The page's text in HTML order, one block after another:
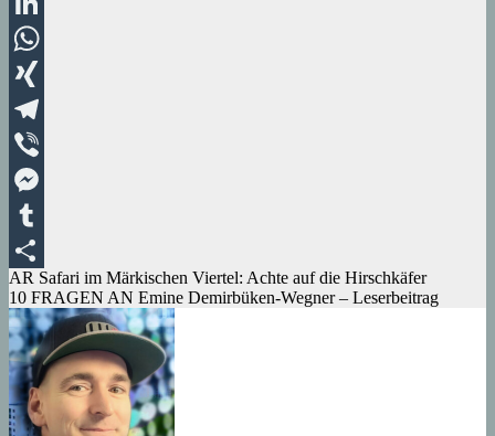
LinkedIn
WhatsApp
XING
Telegram
Viber
Messenger
Tumblr
Teilen
Beitragsnavigation
AR Safari im Märkischen Viertel: Achte auf die Hirschkäfer
10 FRAGEN AN Emine Demirbüken-Wegner – Leserbeitrag